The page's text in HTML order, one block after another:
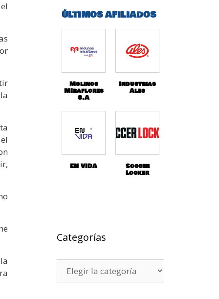
ÚLTIMOS AFILIADOS
Molinos
MIraflores
S.A
Industrias
Ales
EN VIDA Soccer
Locker
Categorías